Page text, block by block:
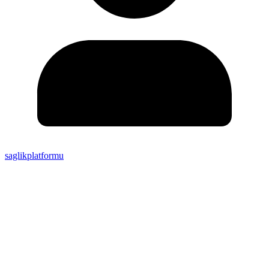
saglikplatformu